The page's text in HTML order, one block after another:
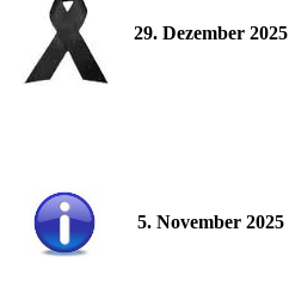
29. Dezember 2025
5. November 2025